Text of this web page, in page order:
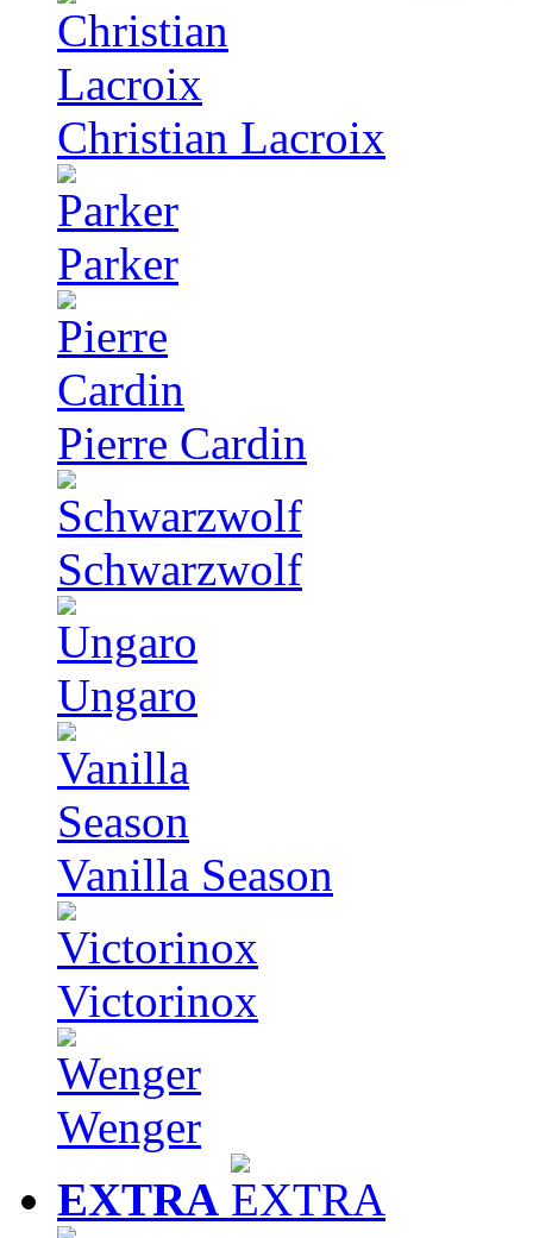
Christian Lacroix
Parker
Pierre Cardin
Schwarzwolf
Ungaro
Vanilla Season
Victorinox
Wenger
EXTRA